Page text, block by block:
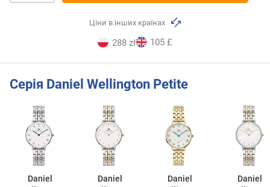
Ціни в інших країнах
288 zł 105 £
Серія Daniel Wellington Petite
Daniel
Daniel
Daniel
Daniel